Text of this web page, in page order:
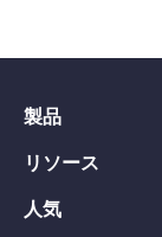
製品
PC向けVPN
Chrome向けVPN
リソース
プライバシーハブ
人気